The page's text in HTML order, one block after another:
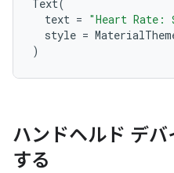
Text(
text = "Heart Rate:
style =
)
ハンドヘルド デ
する